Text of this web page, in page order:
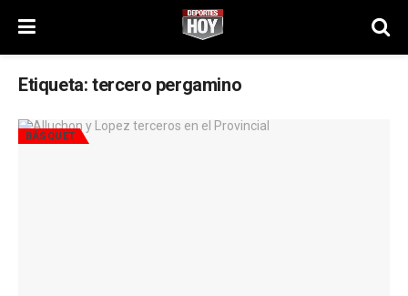
Etiqueta: tercero pergamino
BÁSQUET